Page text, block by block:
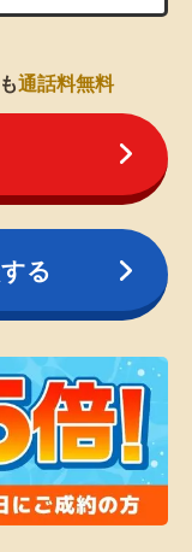
通話料無料
る